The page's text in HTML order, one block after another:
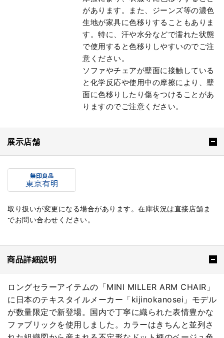
があります。また、ジーンズ等の濃色
生地が家具に色移りすることもありま
す。特に、汗や水分などで濡れた状態
で使用すると色移りしやすいのでご注
意ください。
ソファやチェアが壁面に接触している
と化学反応や使用中の摩擦により、壁
面に色移りしたり傷をつけることがあ
りますのでご注意ください。
展示店舗
取り扱いが変更になる場合があります。在庫状況は直接店舗ま
でお問い合わせください。
商品詳細説明
ロングセラーアイテムの「MINI MILLER ARM CHAIR」
に日本のテキスタイルメーカー「kijinokanosei」モデル
が数量限定で新登場。国内で丁寧に織られた表情豊かな
ファブリックを使用しました。カラーはきちんと並列さ